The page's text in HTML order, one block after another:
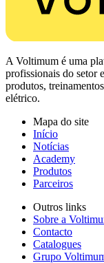
A Voltimum é uma
profissionais do setor
produtos,
elétrico.
Mapa do site
Início
Notícias
Academy
Produtos
Parceiros
Outros links
Sobre a
Contacto
Catalogues
Grupo